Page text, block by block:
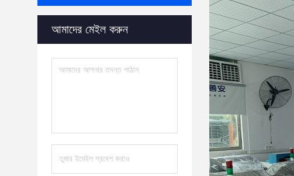
আমাদের মেইল ​​করুন